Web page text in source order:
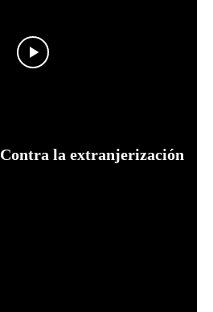
la extranjerización